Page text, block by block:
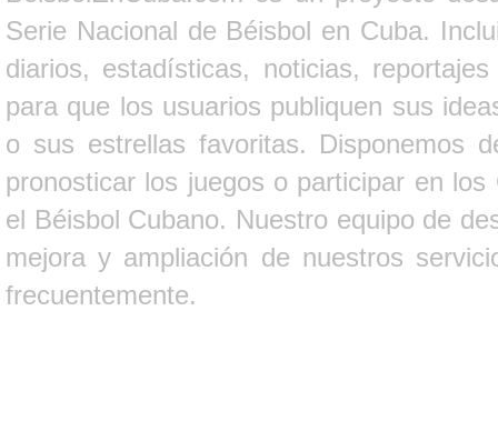
Serie Nacional de Béisbol en Cuba.
diarios, estadísticas, noticias,
para que los usuarios publiquen sus
o sus estrellas favoritas. Disponemos
pronosticar los juegos o participar en
el Béisbol Cubano. Nuestro equipo de
mejora y ampliación de nuestros
frecuentemente.